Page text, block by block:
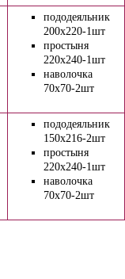
пододеяльник
200х220-1шт
простыня
220х240-1шт
наволочка
70х70-2шт
пододеяльник
150х216-2шт
простыня
220х240-1шт
наволочка
70х70-2шт